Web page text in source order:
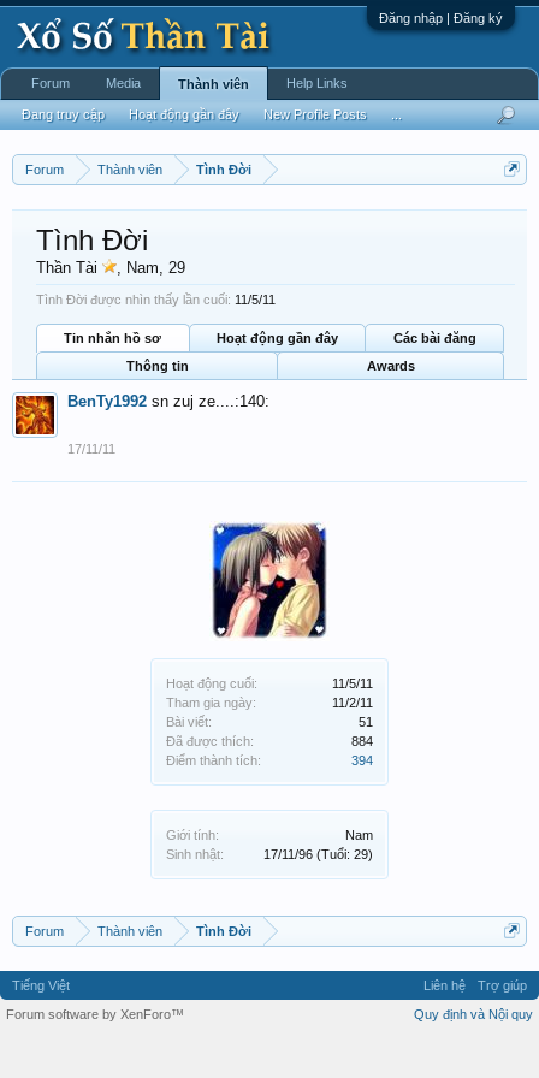
Đăng nhập | Đăng ký
Forum Thành viên Tình Đời
Hoạt động cuối:
11/5/11
Tham gia ngày:
11/2/11
Bài viết:
51
Đã được thích:
884
Điểm thành tích:
394
Giới tính:
Nam
Sinh nhật:
17/11/96 (Tuổi: 29)
Tình Đời
Thần Tài , Nam, 29
Tình Đời được nhìn thấy lần cuối: 11/5/11
Tin nhắn hồ sơ Hoạt động gần đây
Các bài đăng
Thông tin
Awards
BenTy1992 sn zuj ze....:140:
17/11/11
Forum Thành viên Tình Đời
Forum Media Thành viên
Đang truy cập Hoạt động gần đây New Profile Posts
Help Links
Tiếng Việt Liên hệ
Trợ giúp
Quy định và Nội quy
Forum software by XenForo™